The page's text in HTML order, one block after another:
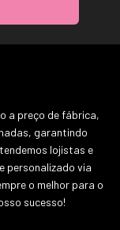
a preço de fábrica,
garantindo
lojistas e
personalizado via
o melhor para o
sucesso!